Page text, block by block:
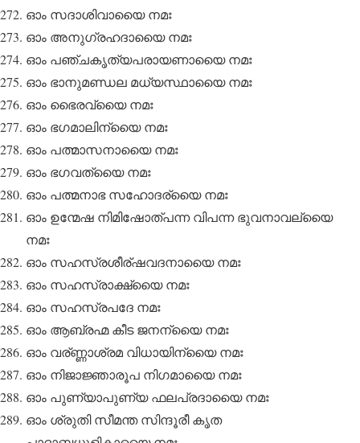
ഓം സദാശിവായൈ നമഃ
ഓം അനുഗ്രഹദായൈ നമഃ
ഓം പഞ്ചകൃത്യപരായണായൈ നമഃ
ഓം ഭാനുമണ്ഡല മധ്യസ്ഥായൈ നമഃ
ഓം ഭൈരവ്യൈ നമഃ
ഓം ഭഗമാലിന്യൈ നമഃ
ഓം പത്മാസനായൈ നമഃ
ഓം ഭഗവത്യൈ നമഃ
ഓം പത്മനാഭ സഹോദര്യൈ നമഃ
ഓം ഉന്മേഷ നിമിഷോത്പന്ന വിപന്ന ഭുവനാവല്യൈ
നമഃ
ഓം സഹസ്രശീര്ഷവദനായൈ നമഃ
ഓം സഹസ്രാക്ഷ്യൈ നമഃ
ഓം സഹസ്രപദേ നമഃ
ഓം ആബ്രഹ്മ കീട ജനന്യൈ നമഃ
ഓം വര്ണ്ണാശ്രമ വിധായിന്യൈ നമഃ
ഓം നിജാജ്ഞാരൂപ നിഗമായൈ നമഃ
ഓം പുണ്യാപുണ്യ ഫലപ്രദായൈ നമഃ
ഓം ശ്രുതി സീമന്ത സിന്ദൂരീ കൃത